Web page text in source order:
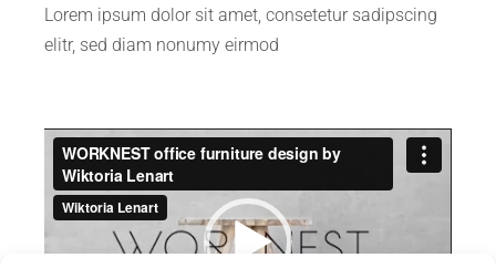
Lorem ipsum dolor sit amet, consetetur sadipscing
elitr, sed diam nonumy eirmod
Lecteur
vidéo